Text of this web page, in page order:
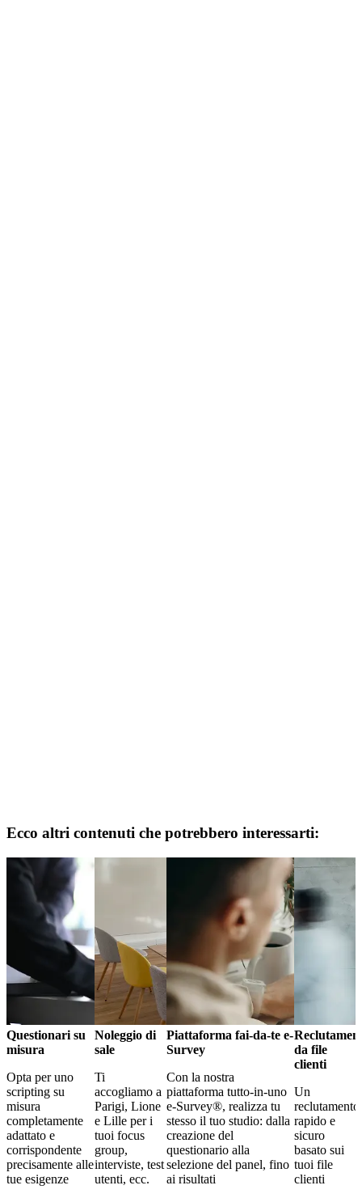
Ecco altri contenuti che potrebbero interessarti:
Questionari su
misura
Opta per uno
scripting su
misura
completamente
adattato e
corrispondente
precisamente alle
tue esigenze
Noleggio di
sale
Ti
accogliamo a
Parigi, Lione
e Lille per i
tuoi focus
group,
interviste, test
utenti, ecc.
Piattaforma fai-da-te e-
Survey
Con la nostra
piattaforma tutto-in-uno
e-Survey®, realizza tu
stesso il tuo studio: dalla
creazione del
questionario alla
selezione del panel, fino
ai risultati
da file
clienti
Un
reclutamento
rapido e
sicuro
basato sui
tuoi file
clienti